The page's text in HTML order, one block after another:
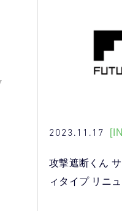
2023.11.17
攻撃遮断くん
ィタイプ リニ